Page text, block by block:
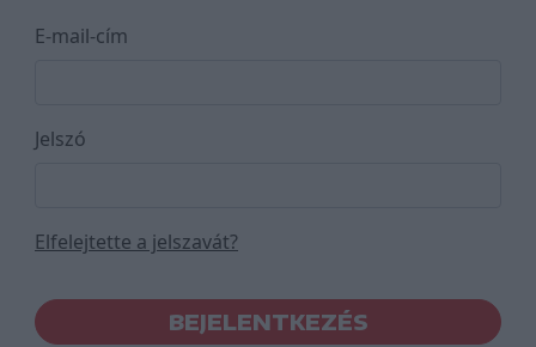
E-mail-cím
Jelszó
Elfelejtette a jelszavát?
BEJELENTKEZÉS